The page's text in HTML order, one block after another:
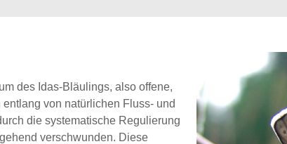
des Idas-Bläulings, also offene,
von natürlichen Fluss- und
die systematische Regulierung
verschwunden. Diese